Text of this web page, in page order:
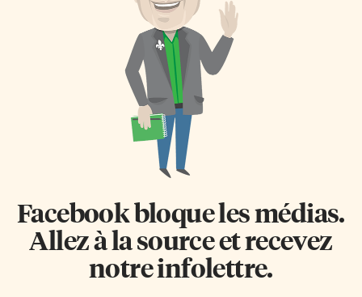
intemporelles. En 2000, j’ai fait
établissement en réaction aux
Incapables de tenir la cadence
et de capitaliser sur le faible
nombre de chances, Toronto a
vu les visiteurs répéter le même
scénario que lors […]
Facebook bloque les médias.
Allez à la source et recevez
notre infolettre.